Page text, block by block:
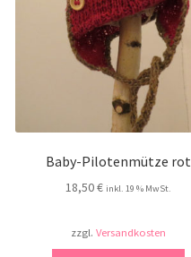
Baby-Pilotenmütze rot
18,50€ inkl. 19 % MwSt.
zzgl.Versandkosten